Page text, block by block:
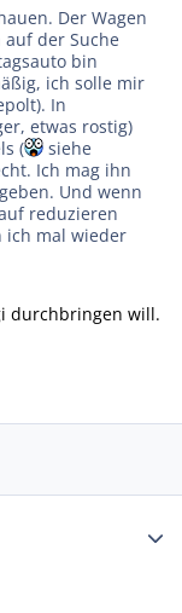
Der Wagen
der Suche
bin
ich solle mir
In
etwas rostig)
(
siehe
Ich mag ihn
Und wenn
reduzieren
ich mal wieder
durchbringen will.